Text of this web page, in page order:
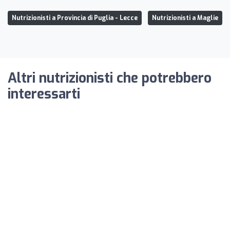
Nutrizionisti a Provincia di Puglia - Lecce Nutrizionisti a Maglie
Altri nutrizionisti che potrebbero
interessarti